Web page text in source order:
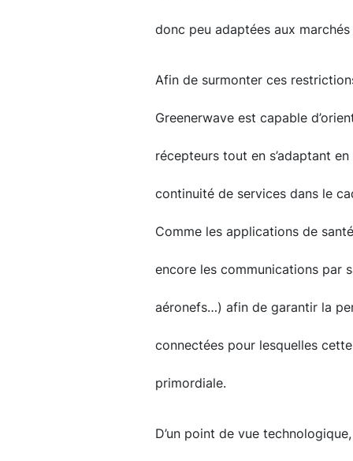
donc peu adaptées aux marchés
Afin de surmonter ces
Greenerwave est capable
récepteurs tout en s’adaptant
continuité de services dans le
Comme les applications de
encore les communications par
aéronefs…) afin de garantir la
connectées pour lesquelles
primordiale.
D’un point de vue